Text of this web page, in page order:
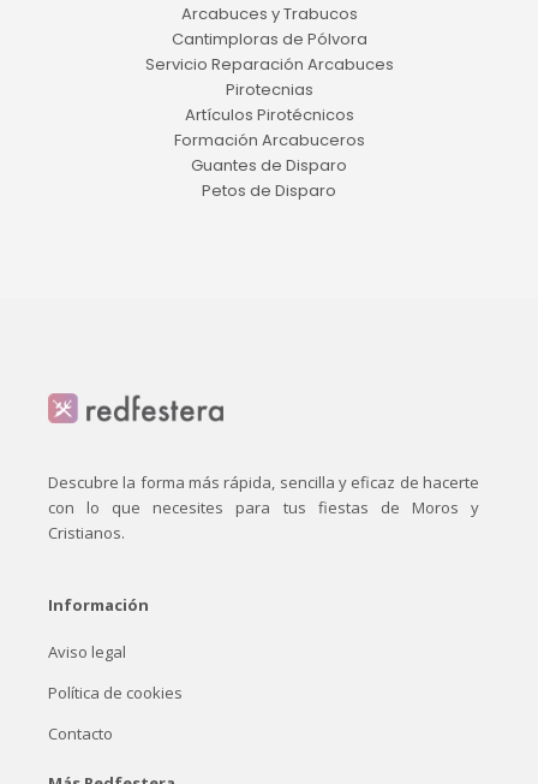
Arcabuces y Trabucos
Cantimploras de Pólvora
Servicio Reparación Arcabuces
Pirotecnias
Artículos Pirotécnicos
Formación Arcabuceros
Guantes de Disparo
Petos de Disparo
Descubre la forma más rápida, sencilla y eficaz de hacerte
con lo que necesites para tus fiestas de Moros y
Cristianos.
Información
Aviso legal
Política de cookies
Contacto